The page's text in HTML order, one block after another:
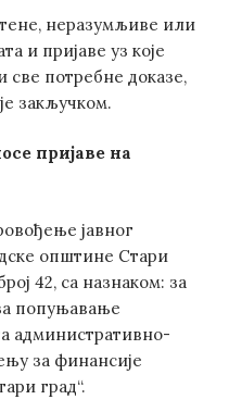
неразумљиве или
и пријаве уз које
потребне доказе,
закључком.
пријаве на
јавног
општине Стари
42, са назнаком: за
попуњавање
административно-
за финансије
град“.